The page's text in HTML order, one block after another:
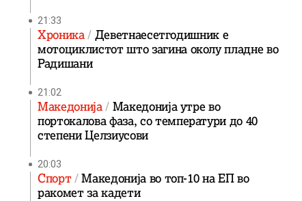
21:33
Хроника Деветнаесетгодишник е
мотоциклистот што загина околу пладне во
Радишани
21:02
Македонија Македонија утре во
портокалова фаза, со температури до 40
степени Целзиусови
20:03
Спорт
Македонија во топ-10 на ЕП во
ракомет за кадети